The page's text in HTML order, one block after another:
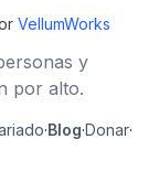
VellumWorks
y
por alto.
·Blog·Donar·